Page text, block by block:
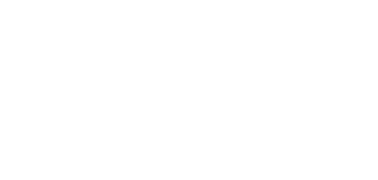
PRINCIPAL DE FUTUROLIVA Y